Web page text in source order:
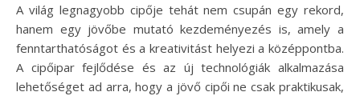
A világ legnagyobb cipője tehát nem csupán egy rekord,
hanem egy jövőbe mutató kezdeményezés is, amely a
fenntarthatóságot és a kreativitást helyezi a középpontba.
A cipőipar fejlődése és az új technológiák alkalmazása
lehetőséget ad arra, hogy a jövő cipői ne csak praktikusak,